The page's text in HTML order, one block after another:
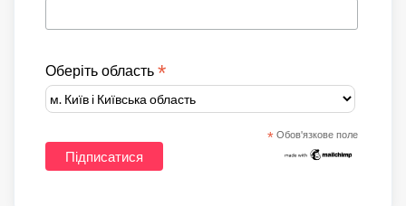
Оберіть область *
* Обов'язкове поле